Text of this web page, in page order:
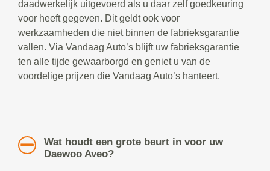
daadwerkelijk uitgevoerd als u daar zelf goedkeuring
voor heeft gegeven. Dit geldt ook voor
werkzaamheden die niet binnen de fabrieksgarantie
vallen. Via Vandaag Auto’s blijft uw fabrieksgarantie
ten alle tijde gewaarborgd en geniet u van de
voordelige prijzen die Vandaag Auto’s hanteert.
Wat houdt een grote beurt in voor uw
Daewoo Aveo?